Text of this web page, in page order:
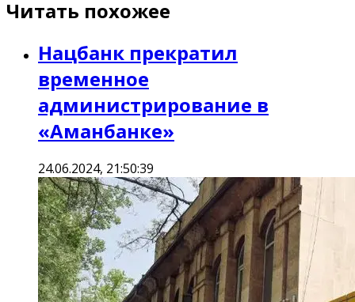
Читать похожее
Нацбанк прекратил
временное
администрирование в
«Аманбанке»
24.06.2024, 21:50:39